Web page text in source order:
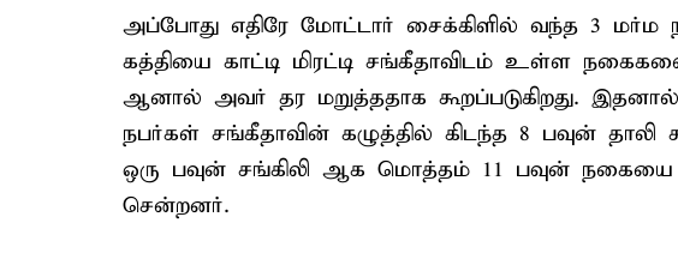
அப்போது எதிரே மோட்டார் சைக்கிளில் வந்த 3 மர்ம
கத்தியை காட்டி மிரட்டி சங்கீதாவிடம் உள்ள
ஆனால் அவர் தர மறுத்ததாக கூறப்படுகிறது.
நபர்கள் சங்கீதாவின் கழுத்தில் கிடந்த 8 பவுன் தாலி
ஒரு பவுன் சங்கிலி ஆக மொத்தம் 11 பவுன் நகையை
சென்றனர்.